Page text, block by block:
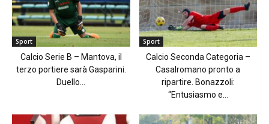
Sport
Calcio Serie B – Mantova, il
terzo portiere sarà Gasparini.
Duello...
Sport
Calcio Seconda Categoria –
Casalromano pronto a
ripartire. Bonazzoli:
“Entusiasmo e...